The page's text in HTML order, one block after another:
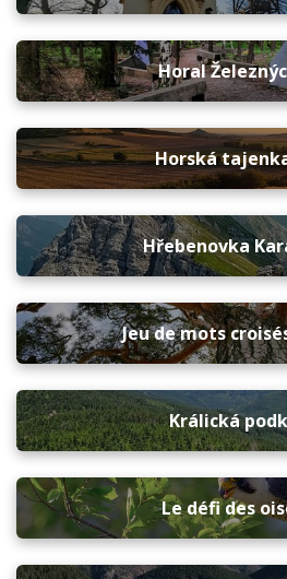
Horal
Horská
Hřebenovka
Jeu de mots
Králická
Le défi des